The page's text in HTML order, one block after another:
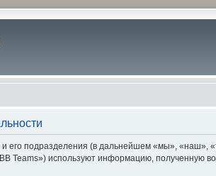
его подразделения (в дальнейшем «мы»,
Teams») используют информацию, полученную